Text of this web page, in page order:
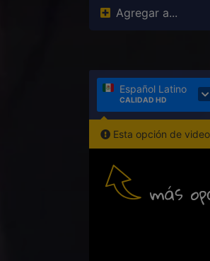
Agregar a...
Español Latino
CALIDAD HD
Esta opción de